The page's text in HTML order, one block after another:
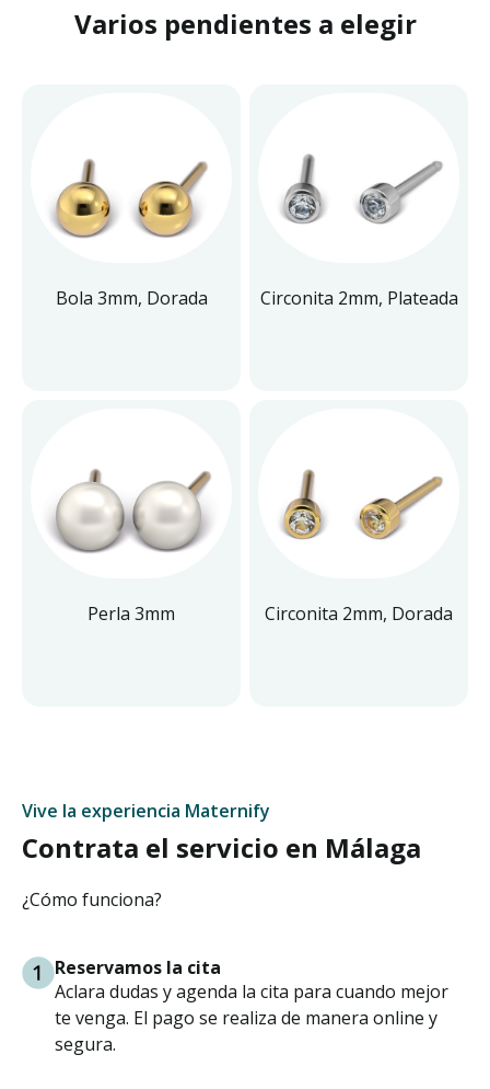
Varios pendientes a elegir
Bola 3mm, Dorada Circonita 2mm, Plateada
Perla 3mm Circonita 2mm, Dorada
Vive la experiencia Maternify
Contrata el servicio en Málaga
¿Cómo funciona?
Reservamos la cita
Aclara dudas y agenda la cita para cuando mejor
te venga. El pago se realiza de manera online y
segura.